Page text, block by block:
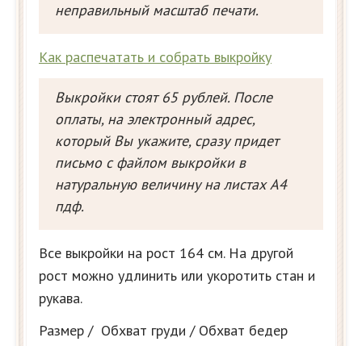
неправильный масштаб печати.
Как распечатать и собрать выкройку
Выкройки стоят 65 рублей. После
оплаты, на электронный адрес,
который Вы укажите, сразу придет
письмо с файлом выкройки в
натуральную величину на листах А4
пдф.
Все выкройки на рост 164 см. На другой
рост можно удлинить или укоротить стан и
рукава.
Размер / Обхват груди / Обхват бедер